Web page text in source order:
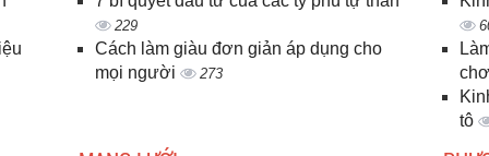
229
Cách làm giàu đơn giản áp dụng cho
mọi người
273
tô